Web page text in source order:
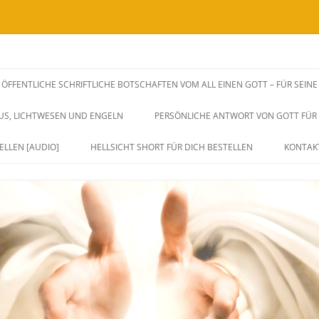
und Eins sein.
ÖFFENTLICHE SCHRIFTLICHE BOTSCHAFTEN VOM ALL EINEN GOTT – FÜR
LICHTWESEN UND ENGELN PERSÖNLICHE ANTWORT VON GOTT
[AUDIO] HELLSICHT SHORT FÜR DICH BESTELLEN